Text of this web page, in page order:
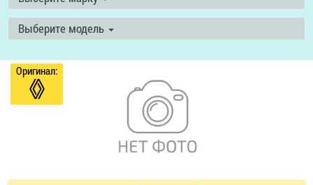
Выберите модель
Оригинал: